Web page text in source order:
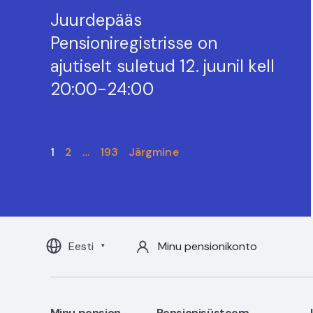
Juurdepääs
Pensioniregistrisse on
ajutiselt suletud 12. juunil kell
20:00-24:00
1 2 … 193 Järgmine
Eesti Minu pensionikonto